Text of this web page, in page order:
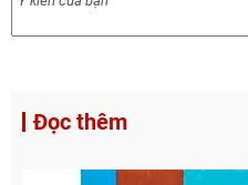
Đọc thêm